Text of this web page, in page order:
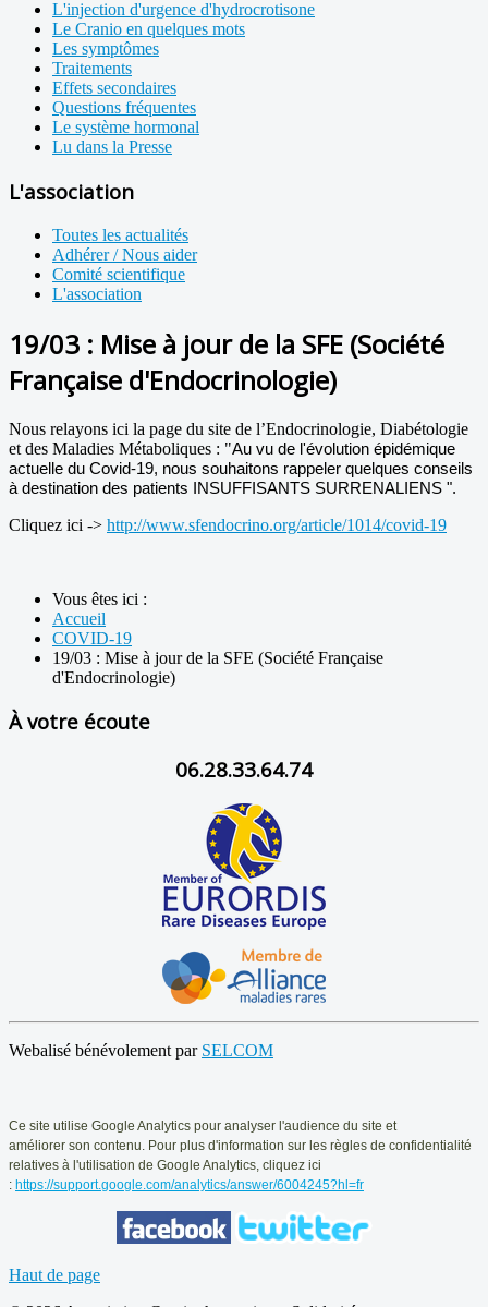
L'injection d'urgence d'hydrocrotisone
Le Cranio en quelques mots
Les symptômes
Traitements
Effets secondaires
Questions fréquentes
Le système hormonal
Lu dans la Presse
L'association
Toutes les actualités
Adhérer / Nous aider
Comité scientifique
L'association
19/03 : Mise à jour de la SFE (Société
Française d'Endocrinologie)
Nous relayons ici la page du site de l’Endocrinologie, Diabétologie
et des Maladies Métaboliques : "Au vu de l'évolution épidémique
actuelle du Covid-19, nous souhaitons rappeler quelques conseils
à destination des patients INSUFFISANTS SURRENALIENS ".
Cliquez ici -> http://www.sfendocrino.org/article/1014/covid-19
Vous êtes ici :
Accueil
COVID-19
19/03 : Mise à jour de la SFE (Société Française
d'Endocrinologie)
À votre écoute
06.28.33.64.74
Webalisé bénévolement par SELCOM
Ce site utilise Google Analytics pour analyser l'audience du site et
améliorer son contenu. Pour plus d'information sur les règles de confidentialité
relatives à l'utilisation de Google Analytics, cliquez ici
: https://support.google.com/analytics/answer/6004245?hl=fr
Haut de page